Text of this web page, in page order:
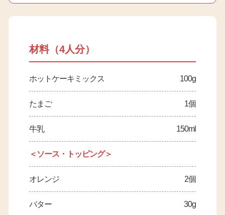
材料（4人分）
ホットケーキミックス 100g
たまご 1個
牛乳 150ml
＜ソース・トッピング＞
オレンジ 2個
バター 30g